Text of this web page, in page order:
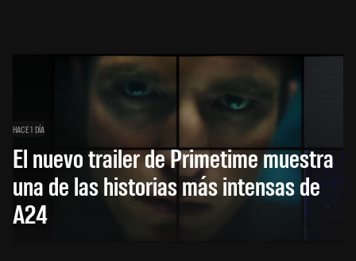
HACE 1 DÍA
El nuevo trailer de Primetime muestra
una de las historias más intensas de
A24